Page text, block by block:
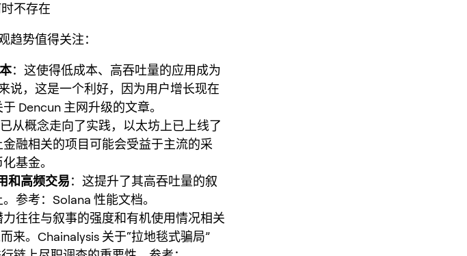
不存在
趋势值得关注：
：这使得低成本、高吞吐量的应用成为
说，这是一个利好，因为用户增长现在
Dencun 主网升级的文章。
从概念走向了实践，以太坊上已上线了
融相关的项目可能会受益于主流的采
基金。
和高频交易：这提升了其高吞吐量的叙
参考：Solana 性能文档。
往往与叙事的强度和有机使用情况相关
。Chainalysis 关于“拉地毯式骗局”